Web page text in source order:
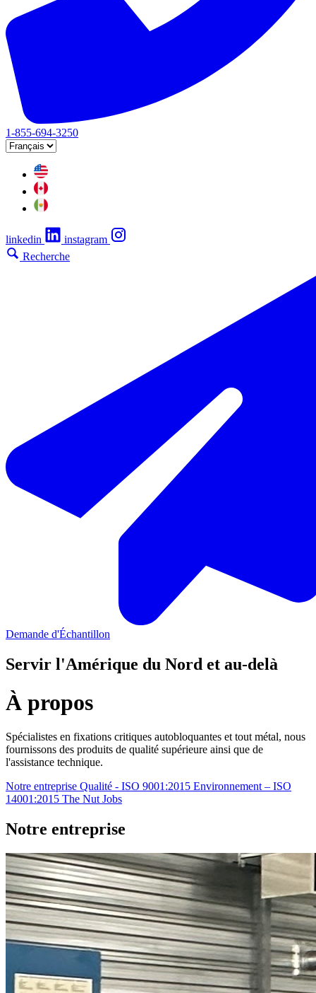
1-855-694-3250
linkedin
instagram
Recherche
Demande d'Échantillon
Servir l'Amérique du Nord et au-delà
À propos
Spécialistes en fixations critiques autobloquantes et tout métal, nous
fournissons des produits de qualité supérieure ainsi que de
l'assistance technique.
Notre entreprise Qualité - ISO 9001:2015 Environnement – ISO
14001:2015 The Nut Jobs
Notre entreprise